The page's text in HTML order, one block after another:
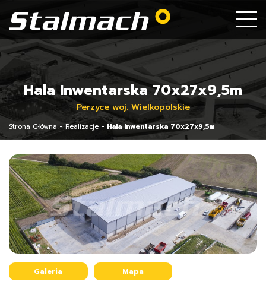
Hala Inwentarska 70x27x9,5m
Perzyce woj. Wielkopolskie
Strona Główna - Realizacje - Hala Inwentarska 70x27x9,5m
Galeria Mapa